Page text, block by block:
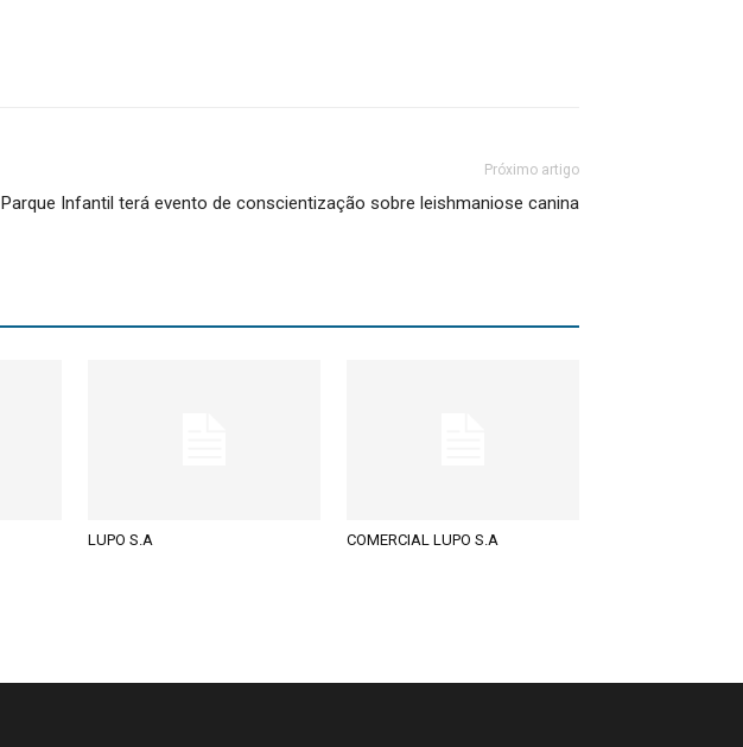
Próximo artigo
Parque Infantil terá evento de conscientização sobre leishmaniose canina
LUPO S.A COMERCIAL LUPO S.A